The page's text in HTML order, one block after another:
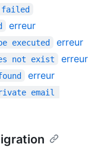
failed
erreur
executed erreur
not exist erreur
erreur
email